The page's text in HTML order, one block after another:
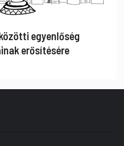
egyenlőség
erősítésére